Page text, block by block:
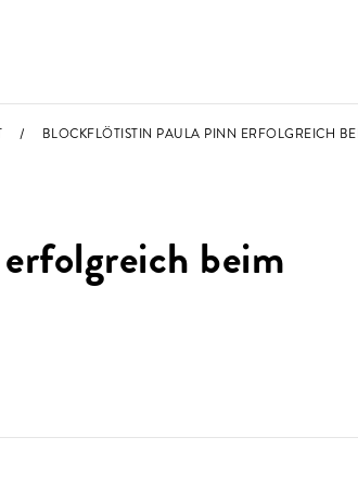
BLOCKFLÖTISTIN PAULA PINN ERFOLGREICH
beim